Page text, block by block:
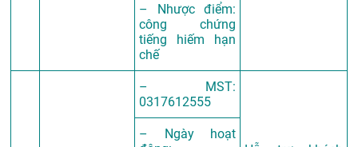
– Nhược điểm:
công chứng
tiếng hiếm hạn
chế
– MST:
0317612555
– Ngày hoạt